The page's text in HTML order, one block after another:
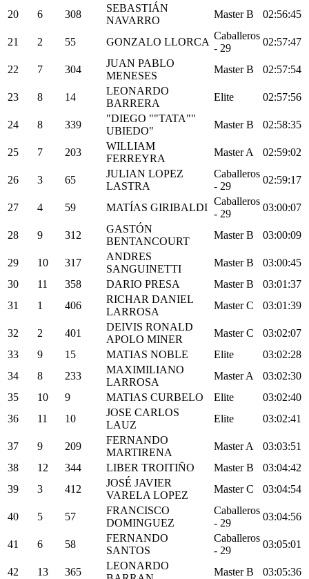
20 6 308
SEBASTIÁN
NAVARRO
Master B 02:56:45
21 2 55 GONZALO LLORCA
Caballeros
- 29
02:57:47
22 7 304
JUAN PABLO
MENESES
Master B 02:57:54
23 8 14
LEONARDO
BARRERA
Elite 02:57:56
24 8 339
"DIEGO ""TATA""
UBIEDO"
Master B 02:58:35
25 7 203
WILLIAM
FERREYRA
Master A 02:59:02
26 3 65
JULIAN LOPEZ
LASTRA
Caballeros
- 29
02:59:17
27 4 59 MATÍAS GIRIBALDI
Caballeros
- 29
03:00:07
28 9 312
GASTÓN
BENTANCOURT
Master B 03:00:09
29 10 317
ANDRES
SANGUINETTI
Master B
03:00:45
30
11 358 DARIO PRESA Master B
03:01:37
31
1 406
RICHAR DANIEL
LARROSA
Master C 03:01:39
32 2 401
DEIVIS RONALD
APOLO MINER
Master C
03:02:07
33
9 15 MATIAS NOBLE Elite
03:02:28
34
8 233
MAXIMILIANO
LARROSA
Master A
03:02:30
35
10 9 MATIAS CURBELO Elite
03:02:40
36
11 10
JOSE CARLOS
LAUZ
Elite 03:02:41
37 9 209
FERNANDO
MARTIRENA
Master A
03:03:51
38
12 344 LIBER TROITIÑO Master B
03:04:42
39
3 412
JOSÉ JAVIER
VARELA LOPEZ
Master C 03:04:54
40 5 57
FRANCISCO
DOMINGUEZ
Caballeros
- 29
03:04:56
41 6 58
FERNANDO
SANTOS
Caballeros
- 29
03:05:01
42 13 365
LEONARDO
Master B
03:05:36